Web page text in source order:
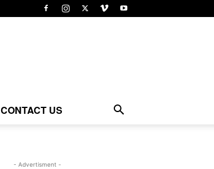
CONTACT US
- Advertisment -